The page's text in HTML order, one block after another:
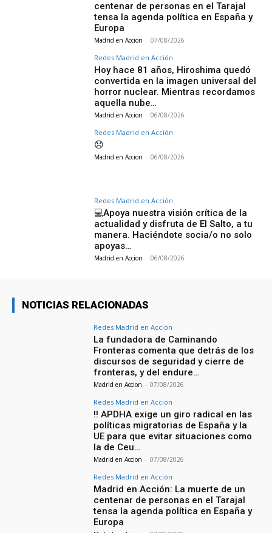
centenar de personas en el Tarajal
tensa la agenda política en España y
Europa
Madrid en Accion - 07/08/2026
Redes Madrid en Acción
Hoy hace 81 años, Hiroshima quedó
convertida en la imagen universal del
horror nuclear. Mientras recordamos
aquella nube…
Madrid en Accion - 06/08/2026
Redes Madrid en Acción
😞
Madrid en Accion - 06/08/2026
Redes Madrid en Acción
💻Apoya nuestra visión crítica de la
actualidad y disfruta de El Salto, a tu
manera. Haciéndote socia/o no solo
apoyas…
Madrid en Accion - 06/08/2026
NOTICIAS RELACIONADAS
Redes Madrid en Acción
La fundadora de Caminando
Fronteras comenta que detrás de los
discursos de seguridad y cierre de
fronteras, y del endure…
Madrid en Accion - 07/08/2026
Redes Madrid en Acción
‼️ APDHA exige un giro radical en las
políticas migratorias de España y la
UE para que evitar situaciones como
la de Ceu…
Madrid en Accion - 07/08/2026
Redes Madrid en Acción
Madrid en Acción: La muerte de un
centenar de personas en el Tarajal
tensa la agenda política en España y
Europa